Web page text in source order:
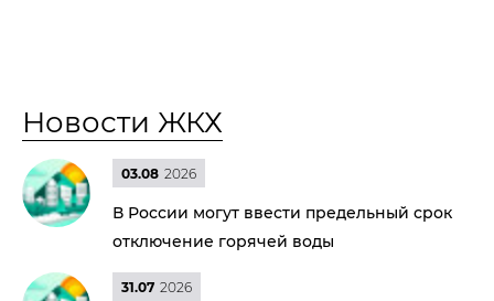
Новости ЖКХ
03.08 2026
В России могут ввести предельный срок
отключение горячей воды
31.07 2026